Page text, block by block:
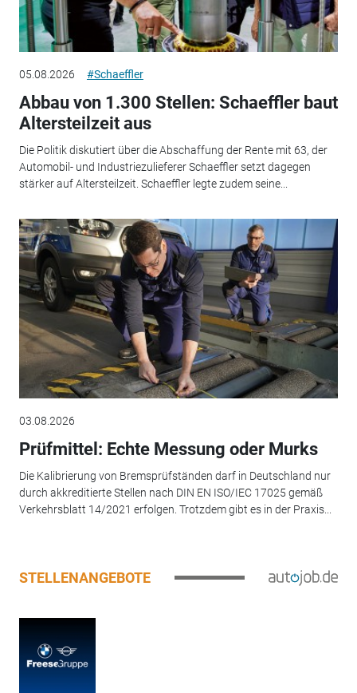
05.08.2026 #Schaeffler
Abbau von 1.300 Stellen: Schaeffler baut
Altersteilzeit aus
Die Politik diskutiert über die Abschaffung der Rente mit 63, der
Automobil- und Industriezulieferer Schaeffler setzt dagegen
stärker auf Altersteilzeit. Schaeffler legte zudem seine...
03.08.2026
Prüfmittel: Echte Messung oder Murks
Die Kalibrierung von Bremsprüfständen darf in Deutschland nur
durch akkreditierte Stellen nach DIN EN ISO/IEC 17025 gemäß
Verkehrsblatt 14/2021 erfolgen. Trotzdem gibt es in der Praxis...
STELLENANGEBOTE